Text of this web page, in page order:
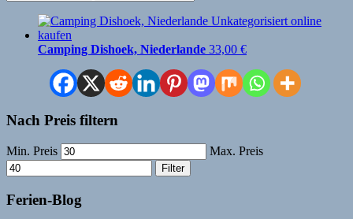
Camping Dishoek, Niederlande 33,00 €
Nach Preis filtern
Min. Preis Max. Preis
Filter
Ferien-Blog